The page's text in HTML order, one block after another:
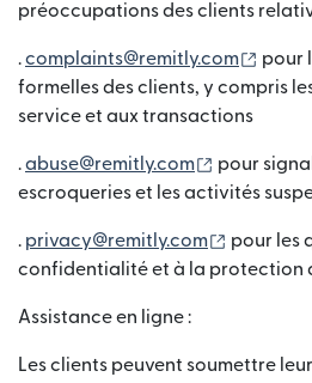
préoccupations des clients
.complaints@remitly.com
pour
formelles des clients, y compris
service et aux transactions
.abuse@remitly.com (s'ouvre
pour
escroqueries et les activités
. privacy@remitly.com (s'ouvre
pour les
confidentialité et à la protection
Assistance en ligne :
Les clients peuvent soumettre